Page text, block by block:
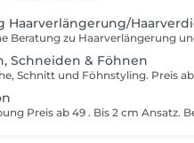
Haarverlängerung/
Schneiden & Föhnen